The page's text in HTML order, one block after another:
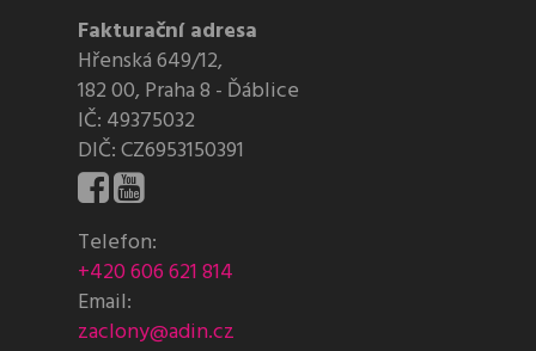
Fakturační adresa
Hřenská 649/12,
182 00, Praha 8 - Ďáblice
IČ: 49375032
DIČ: CZ6953150391
Telefon:
+420 606 621 814
Email:
zaclony@adin.cz